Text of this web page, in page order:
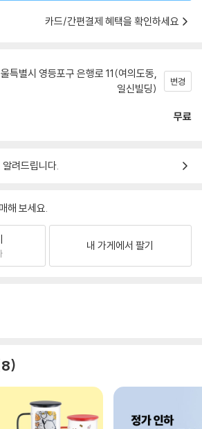
카드/간편결제 혜택을 확인하세요
특별시 영등포구 은행로 11(여의도동,
일신빌딩)
변경
무료
려드립니다.
해 보세요.
내 가게에서 팔기
8